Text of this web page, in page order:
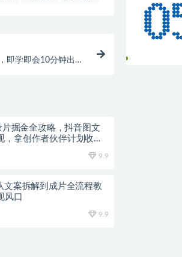
即学即会10分钟出爆
掘金全攻略，抖音图文
，拿创作者伙伴计划收益
9.9
文案拆解到成片全流程教
风口
9.9